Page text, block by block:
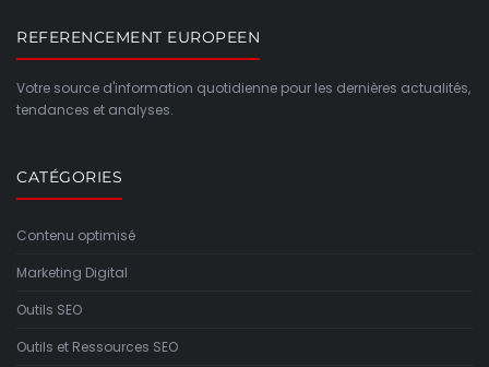
REFERENCEMENT EUROPEEN
Votre source d'information quotidienne pour les dernières actualités,
tendances et analyses.
CATÉGORIES
Contenu optimisé
Marketing Digital
Outils SEO
Outils et Ressources SEO